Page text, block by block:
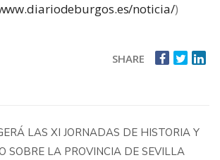
noticia/)
SHARE
LAS XI JORNADAS DE HISTORIA Y
SOBRE LA PROVINCIA DE SEVILLA